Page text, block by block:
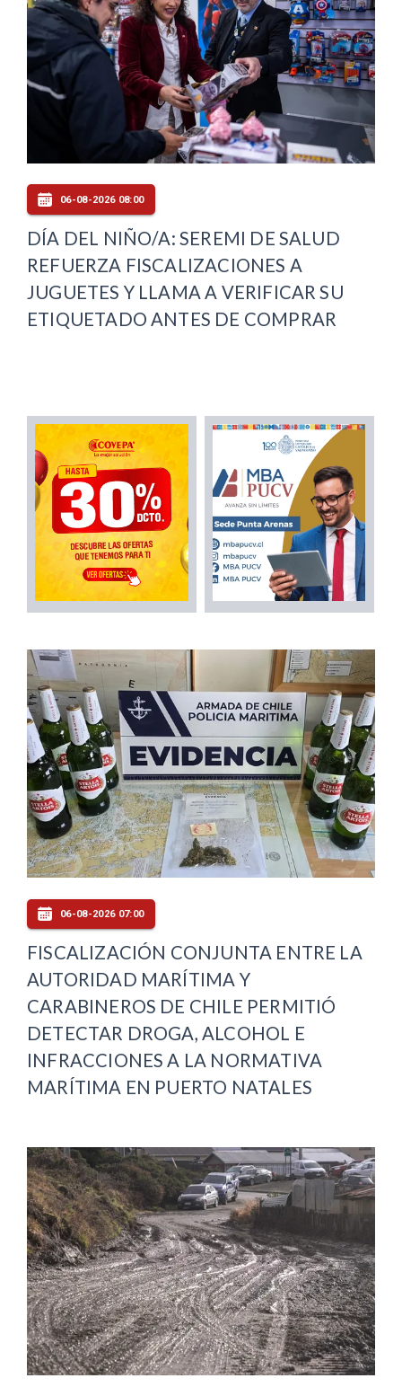
06-08-2026 08:00
DÍA DEL NIÑO/A: SEREMI DE SALUD
REFUERZA FISCALIZACIONES A
JUGUETES Y LLAMA A VERIFICAR SU
ETIQUETADO ANTES DE COMPRAR
06-08-2026 07:00
FISCALIZACIÓN CONJUNTA ENTRE LA
AUTORIDAD MARÍTIMA Y
CARABINEROS DE CHILE PERMITIÓ
DETECTAR DROGA, ALCOHOL E
INFRACCIONES A LA NORMATIVA
MARÍTIMA EN PUERTO NATALES